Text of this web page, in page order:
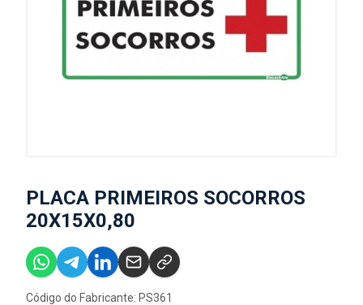
PLACA PRIMEIROS SOCORROS
20X15X0,80
Código do Fabricante: PS361